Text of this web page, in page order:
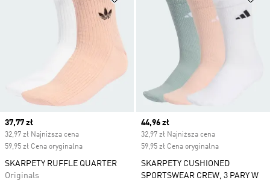
Current price
37,77 zł
32,97 zł Najniższa cena
59,95 zł Cena oryginalna
SKARPETY RUFFLE QUARTER
Originals
Current price
44,96 zł
32,97 zł Najniższa cena
59,95 zł Cena oryginalna
SKARPETY CUSHIONED
SPORTSWEAR CREW, 3 PARY W